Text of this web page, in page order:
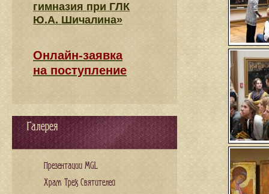
гимназия при ГЛК
Ю.А. Шичалина»
Онлайн-заявка
на поступление
Галерея
Презентации MGL
Храм Трех Святителей